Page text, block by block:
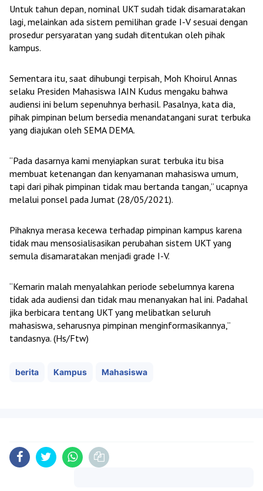
Untuk tahun depan, nominal UKT sudah tidak disamaratakan
lagi, melainkan ada sistem pemilihan grade I-V sesuai dengan
prosedur persyaratan yang sudah ditentukan oleh pihak
kampus.
Sementara itu, saat dihubungi terpisah, Moh Khoirul Annas
selaku Presiden Mahasiswa IAIN Kudus mengaku bahwa
audiensi ini belum sepenuhnya berhasil. Pasalnya, kata dia,
pihak pimpinan belum bersedia menandatangani surat terbuka
yang diajukan oleh SEMA DEMA.
“Pada dasarnya kami menyiapkan surat terbuka itu bisa
membuat ketenangan dan kenyamanan mahasiswa umum,
tapi dari pihak pimpinan tidak mau bertanda tangan,” ucapnya
melalui ponsel pada Jumat (28/05/2021).
Pihaknya merasa kecewa terhadap pimpinan kampus karena
tidak mau mensosialisasikan perubahan sistem UKT yang
semula disamaratakan menjadi grade I-V.
“Kemarin malah menyalahkan periode sebelumnya karena
tidak ada audiensi dan tidak mau menanyakan hal ini. Padahal
jika berbicara tentang UKT yang melibatkan seluruh
mahasiswa, seharusnya pimpinan menginformasikannya,”
tandasnya. (Hs/Ftw)
berita Kampus Mahasiswa